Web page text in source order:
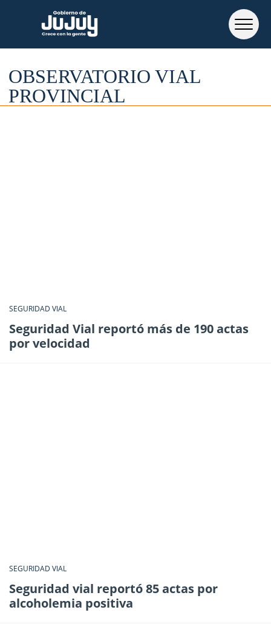
OBSERVATORIO VIAL
PROVINCIAL
SEGURIDAD VIAL
Seguridad Vial reportó más de 190 actas
por velocidad
SEGURIDAD VIAL
Seguridad vial reportó 85 actas por
alcoholemia positiva